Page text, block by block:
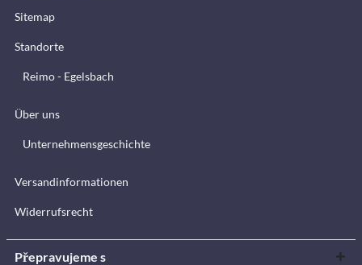
Sitemap
Standorte
Reimo - Egelsbach
Über uns
Unternehmensgeschichte
Versandinformationen
Widerrufsrecht
Přepravujeme s